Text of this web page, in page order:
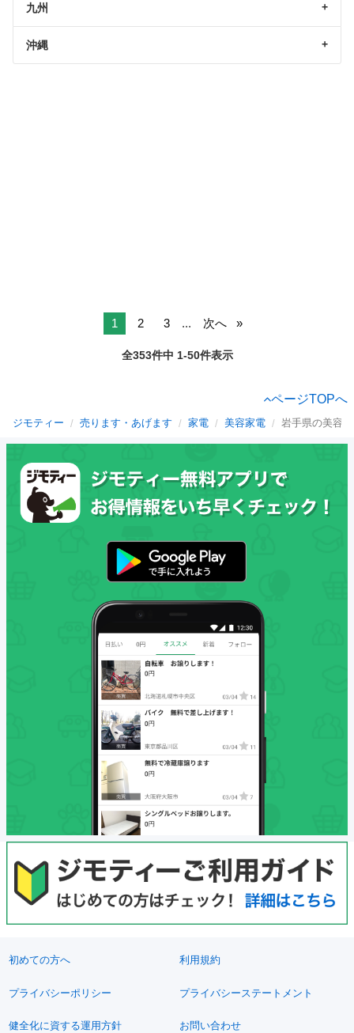
九州
沖縄
1 2 3 ... 次へ
全353件中 1-50件表示
ページTOPへ
ジモティー 売ります・あげます 家電 美容家電 岩手県の美容
初めての方へ 利用規約
プライバシーポリシー プライバシーステートメント
健全化に資する運用方針 お問い合わせ